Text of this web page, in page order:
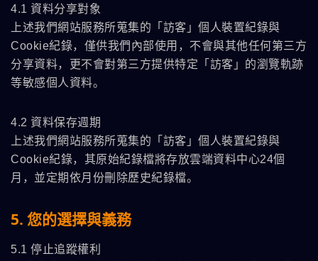
4.1 資料分享對象
上述我們網站服務所蒐集的「訪客」個人裝置紀錄與
Cookie紀錄，僅供我們內部使用，不會與其他任何第三方
分享資料，更不會對第三方提供特定「訪客」的瀏覽軌跡
等敏感個人資料。
4.2 資料保存週期
上述我們網站服務所蒐集的「訪客」個人裝置紀錄與
Cookie紀錄，其原始紀錄檔將存放雲端資料中心24個
月，並定期依月份刪除歷史紀錄檔。
5. 您的選擇與義務
5.1 停止追蹤權利